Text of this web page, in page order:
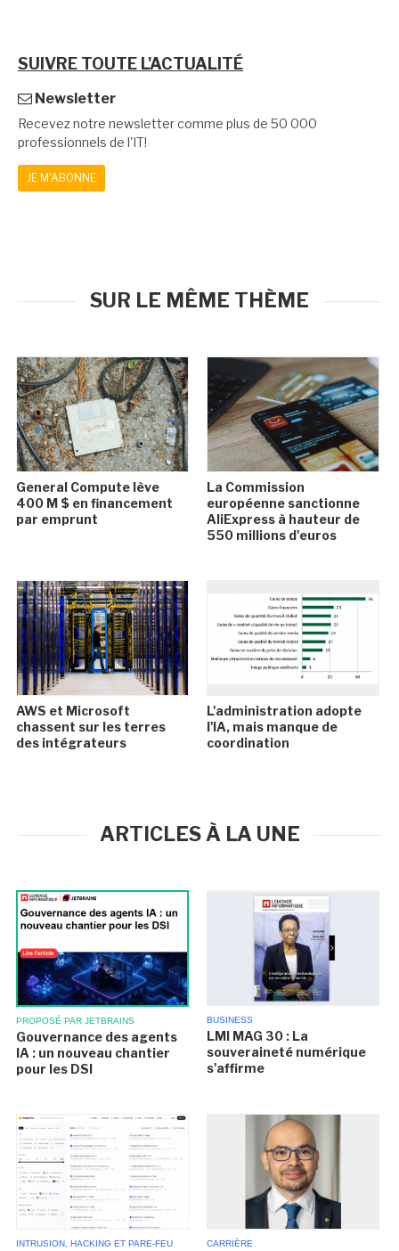
SUIVRE TOUTE L'ACTUALITÉ
Newsletter
Recevez notre newsletter comme plus de 50 000
professionnels de l'IT!
JE M'ABONNE
SUR LE MÊME THÈME
General Compute lève
400 M $ en financement
par emprunt
La Commission
européenne sanctionne
AliExpress à hauteur de
550 millions d'euros
AWS et Microsoft
chassent sur les terres
des intégrateurs
L'administration adopte
l'IA, mais manque de
coordination
ARTICLES À LA UNE
PROPOSÉ PAR JETBRAINS
Gouvernance des agents
IA : un nouveau chantier
pour les DSI
BUSINESS
LMI MAG 30 : La
souveraineté numérique
s'affirme
INTRUSION, HACKING ET PARE-FEU CARRIÈRE